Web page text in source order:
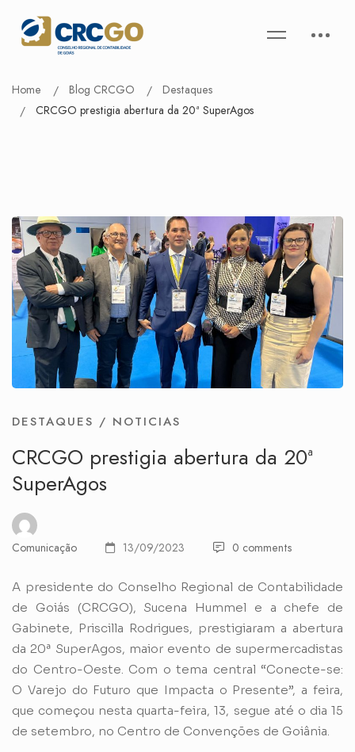
Home Blog CRCGO
Destaques
CRCGO prestigia abertura da 20ª SuperAgos
DESTAQUES / NOTICIAS
CRCGO prestigia abertura da 20ª
SuperAgos
Comunicação 13/09/2023 0 comments
A presidente do Conselho Regional de Contabilidade
de Goiás (CRCGO), Sucena Hummel e a chefe de
Gabinete, Priscilla Rodrigues, prestigiaram a abertura
da 20ª SuperAgos, maior evento de supermercadistas
do Centro-Oeste. Com o tema central “Conecte-se:
O Varejo do Futuro que Impacta o Presente”, a feira,
que começou nesta quarta-feira, 13, segue até o dia 15
de setembro, no Centro de Convenções de Goiânia.